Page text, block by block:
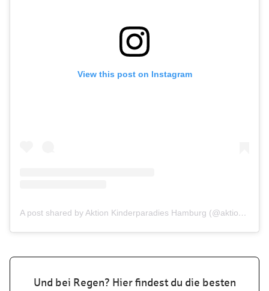
View this post on Instagram
A post shared by Aktion Kinderparadies Hamburg (@aktionkinderparadies)
Und bei Regen? Hier findest du die besten